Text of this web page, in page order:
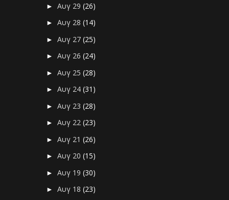
►Αυγ 29(26)
►Αυγ 28(14)
►Αυγ 27(25)
►Αυγ 26(24)
►Αυγ 25(28)
►Αυγ 24(31)
►Αυγ 23(28)
►Αυγ 22(23)
►Αυγ 21(26)
►Αυγ 20(15)
►Αυγ 19(30)
►Αυγ 18(23)